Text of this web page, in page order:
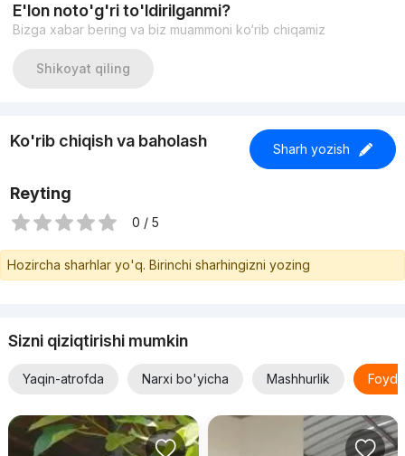
E'lon noto'g'ri to'ldirilganmi?
Bizga xabar bering va biz muammoni ko‘rib chiqamiz
Shikoyat qiling
Ko'rib chiqish va baholash Sharh yozish
Reyting
0 / 5
Hozircha sharhlar yo'q. Birinchi sharhingizni yozing
Sizni qiziqtirishi mumkin
Yaqin-atrofda Narxi bo'yicha Mashhurlik